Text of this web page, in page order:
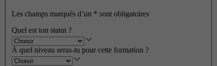
Les champs marqués d’un * sont obligatoires
Quel est ton statut ?
À quel niveau seras-tu pour cette formation ?